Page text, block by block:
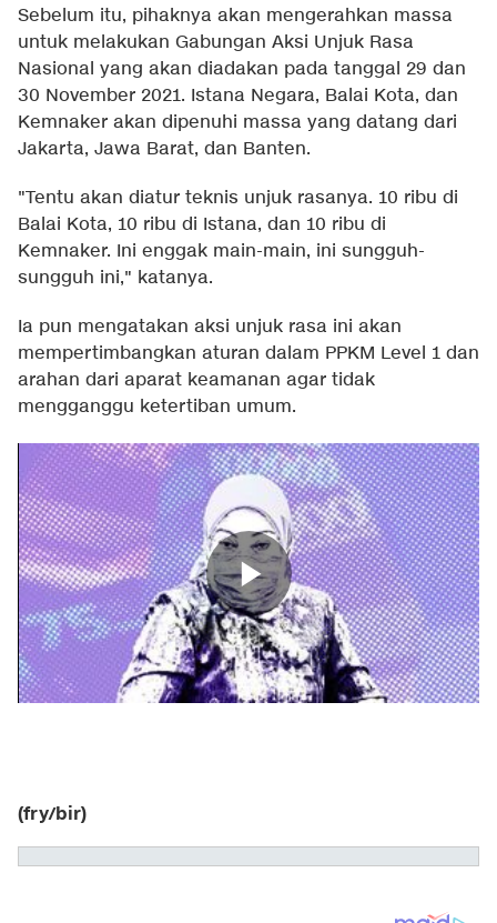
Sebelum itu, pihaknya akan mengerahkan massa
untuk melakukan Gabungan Aksi Unjuk Rasa
Nasional yang akan diadakan pada tanggal 29 dan
30 November 2021. Istana Negara, Balai Kota, dan
Kemnaker akan dipenuhi massa yang datang dari
Jakarta, Jawa Barat, dan Banten.
"Tentu akan diatur teknis unjuk rasanya. 10 ribu di
Balai Kota, 10 ribu di Istana, dan 10 ribu di
Kemnaker. Ini enggak main-main, ini sungguh-
sungguh ini," katanya.
Ia pun mengatakan aksi unjuk rasa ini akan
mempertimbangkan aturan dalam PPKM Level 1 dan
arahan dari aparat keamanan agar tidak
mengganggu ketertiban umum.
(fry/bir)